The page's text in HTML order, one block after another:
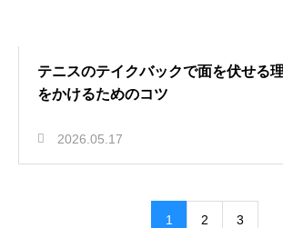
テニスのテイクバックで面を伏せる
をかけるためのコツ
2026.05.17
1 2 3